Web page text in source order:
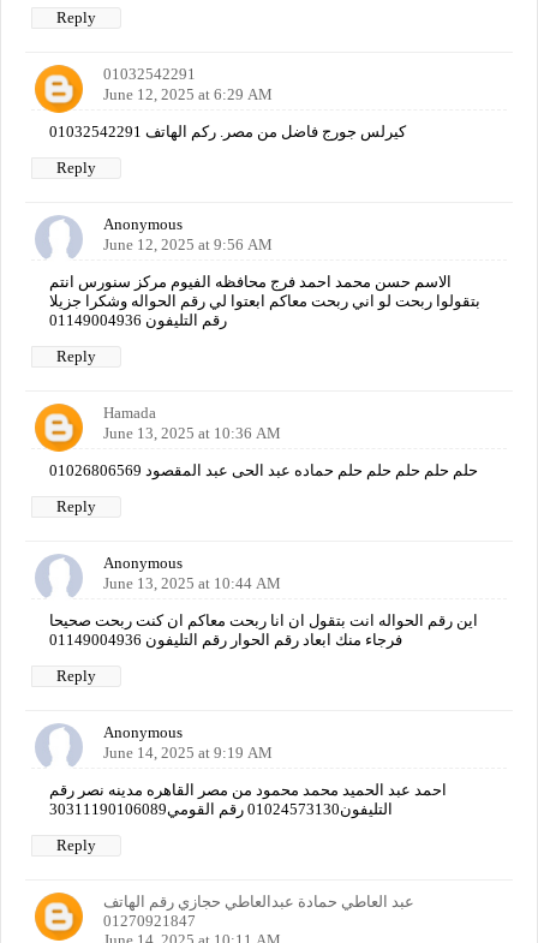
Reply
01032542291
June 12, 2025 at 6:29 AM
كيرلس جورج فاضل من مصر. ركم الهاتف 01032542291
Reply
Anonymous
June 12, 2025 at 9:56 AM
الاسم حسن محمد احمد فرج محافظه الفيوم مركز سنورس انتم
بتقولوا ربحت لو اني ربحت معاكم ابعتوا لي رقم الحواله وشكرا جزيلا
رقم التليفون 01149004936
Reply
Hamada
June 13, 2025 at 10:36 AM
حلم حلم حلم حلم حلم حماده عبد الحى عبد المقصود 01026806569
Reply
Anonymous
June 13, 2025 at 10:44 AM
اين رقم الحواله انت بتقول ان انا ربحت معاكم ان كنت ربحت صحيحا
فرجاء منك ابعاد رقم الحوار رقم التليفون 01149004936
Reply
Anonymous
June 14, 2025 at 9:19 AM
احمد عبد الحميد محمد محمود من مصر القاهره مدينه نصر رقم
التليفون01024573130 رقم القومي30311190106089
Reply
عبد العاطي حمادة عبدالعاطي حجازي رقم الهاتف
01270921847